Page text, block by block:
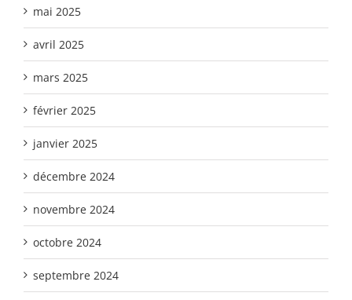
mai 2025
avril 2025
mars 2025
février 2025
janvier 2025
décembre 2024
novembre 2024
octobre 2024
septembre 2024